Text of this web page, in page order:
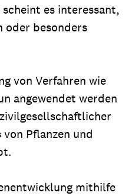
es interessant,
oder besonders
von Verfahren wie
angewendet werden
Pflanzen und
mithilfe